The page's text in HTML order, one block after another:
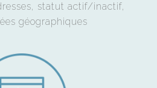
statut actif/inactif,
géographiques